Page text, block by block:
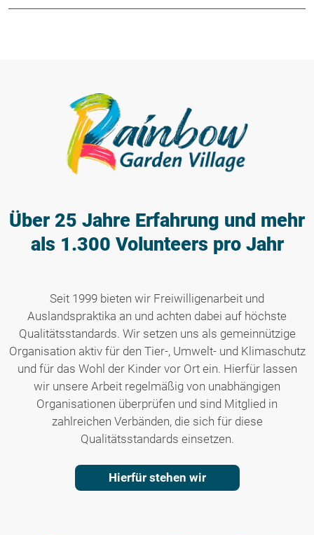
Über 25 Jahre Erfahrung und mehr
als 1.300 Volunteers pro Jahr
Seit 1999 bieten wir Freiwilligenarbeit und
Auslandspraktika an und achten dabei auf höchste
Qualitätsstandards. Wir setzen uns als gemeinnützige
Organisation aktiv für den Tier-, Umwelt- und Klimaschutz
und für das Wohl der Kinder vor Ort ein. Hierfür lassen
wir unsere Arbeit regelmäßig von unabhängigen
Organisationen überprüfen und sind Mitglied in
zahlreichen Verbänden, die sich für diese
Qualitätsstandards einsetzen.
Hierfür stehen wir